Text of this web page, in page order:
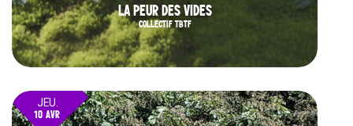
LA PEUR DES VIDES
COLLECTIF TBTF
JEU.
10 AVR